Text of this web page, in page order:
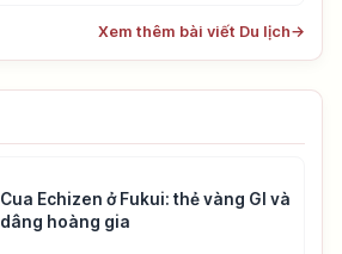
Xem thêm bài viết Du lịch→
Cua Echizen ở Fukui: thẻ vàng GI và
dâng hoàng gia